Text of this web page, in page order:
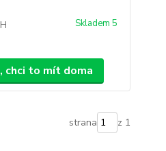
Skladem 5
chci to mít doma
strana z 1